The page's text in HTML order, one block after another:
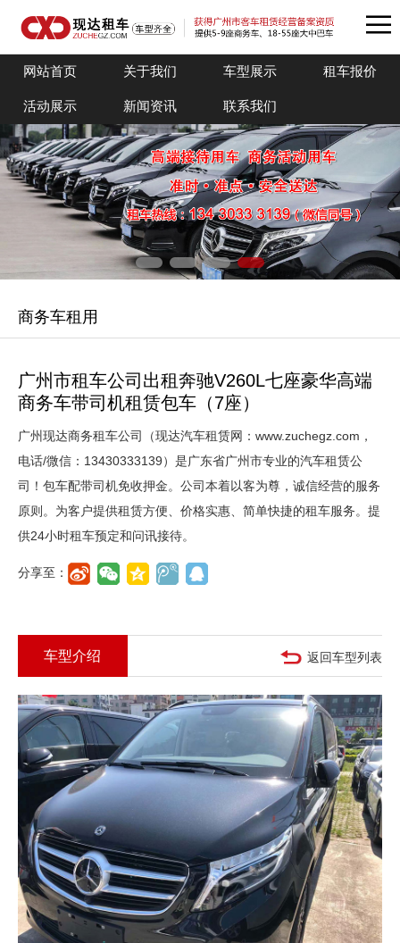
网站首页 关于我们 车型展示 租车报价
活动展示 新闻资讯 联系我们
商务车租用
广州市租车公司出租奔驰V260L七座豪华高端
商务车带司机租赁包车（7座）
广州现达商务租车公司（现达汽车租赁网：www.zuchegz.com，
电话/微信：13430333139）是广东省广州市专业的汽车租赁公
司！包车配带司机免收押金。公司本着以客为尊，诚信经营的服务
原则。为客户提供租赁方便、价格实惠、简单快捷的租车服务。提
供24小时租车预定和问讯接待。
分享至：
返回车型列表
车型介绍